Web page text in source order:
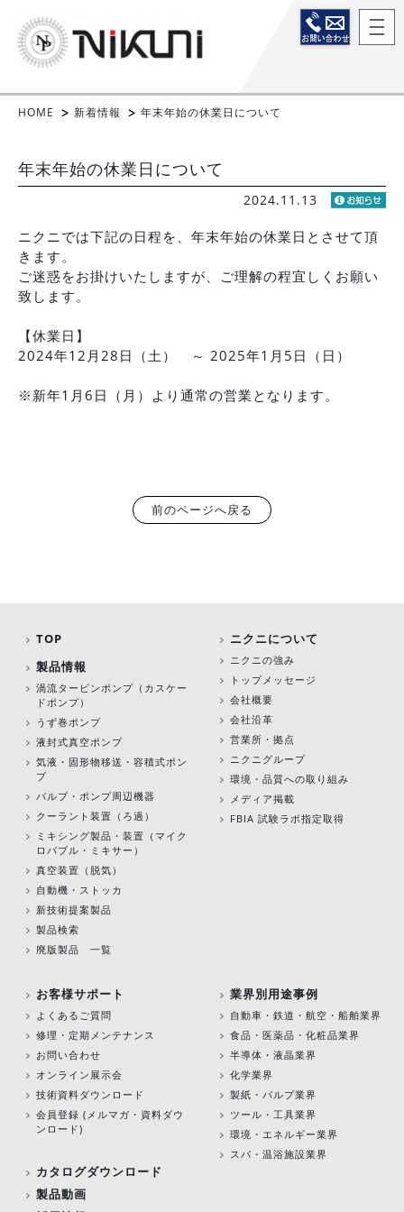
HOME 新着情報 年末年始の休業日について
年末年始の休業日について
2024.11.13
ニクニでは下記の日程を、年末年始の休業日とさせて頂
きます。
ご迷惑をお掛けいたしますが、ご理解の程宜しくお願い
致します。
【休業日】
2024年12月28日（土） ～ 2025年1月5日（日）
※新年1月6日（月）より通常の営業となります。
前のページへ戻る
TOP
製品情報
渦流タービンポンプ （カスケー
ドポンプ）
うず巻ポンプ
液封式真空ポンプ
気液・固形物移送・容積式ポン
プ
バルブ・ポンプ周辺機器
クーラント装置（ろ過）
ミキシング製品・装置（マイク
ロバブル・ミキサー）
真空装置（脱気）
自動機・ストッカ
新技術提案製品
製品検索
廃版製品 一覧
ニクニについて
ニクニの強み
トップメッセージ
会社概要
会社沿革
営業所・拠点
ニクニグループ
環境・品質への取り組み
メディア掲載
FBIA 試験ラボ指定取得
お客様サポート
よくあるご質問
修理・定期メンテナンス
お問い合わせ
オンライン展示会
技術資料ダウンロード
会員登録 (メルマガ・資料ダウ
ンロード)
カタログダウンロード
製品動画
業界別用途事例
自動車・鉄道・航空・船舶業界
食品・医薬品・化粧品業界
半導体・液晶業界
化学業界
製紙・パルプ業界
ツール・工具業界
環境・エネルギー業界
スパ・温浴施設業界